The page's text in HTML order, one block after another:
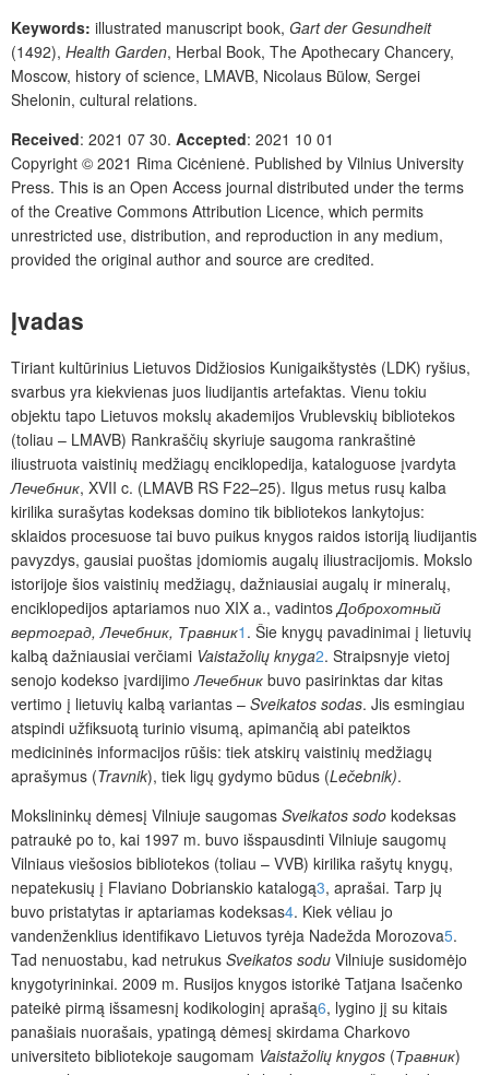
Keywords: illustrated manuscript book, Gart der Gesundheit
(1492), Health Garden, Herbal Book, The Apothecary Chancery,
Moscow, history of science, LMAVB, Nicolaus Bülow, Sergei
Shelonin, cultural relations.
Received: 2021 07 30. Accepted: 2021 10 01
Copyright © 2021 Rima Cicėnienė. Published by Vilnius University
Press. This is an Open Access journal distributed under the terms
of the Creative Commons Attribution Licence, which permits
unrestricted use, distribution, and reproduction in any medium,
provided the original author and source are credited.
Įvadas
Tiriant kultūrinius Lietuvos Didžiosios Kunigaikštystės (LDK) ryšius,
svarbus yra kiekvienas juos liudijantis artefaktas. Vienu tokiu
objektu tapo Lietuvos mokslų akademijos Vrublevskių bibliotekos
(toliau – LMAVB) Rankraščių skyriuje saugoma rankraštinė
iliustruota vaistinių medžiagų enciklopedija, kataloguose įvardyta
Лечебник, XVII c. (LMAVB RS F22–25). Ilgus metus rusų kalba
kirilika surašytas kodeksas domino tik bibliotekos lankytojus:
sklaidos procesuose tai buvo puikus knygos raidos istoriją liudijantis
pavyzdys, gausiai puoštas įdomiomis augalų iliustracijomis. Mokslo
istorijoje šios vaistinių medžiagų, dažniausiai augalų ir mineralų,
enciklopedijos aptariamos nuo XIX a., vadintosДоброхотный
вертоград, Лечебник, Травник1 . Šie knygų pavadinimai į lietuvių
kalbą dažniausiai verčiami Vaistažolių knyga2. Straipsnyje vietoj
senojo kodekso įvardijimoЛечебник buvo pasirinktas dar kitas
vertimo į lietuvių kalbą variantas – Sveikatos sodas. Jis esmingiau
atspindi užfiksuotą turinio visumą, apimančią abi pateiktos
medicininės informacijos rūšis: tiek atskirų vaistinių medžiagų
aprašymus (Travnik), tiek ligų gydymo būdus (Lečebnik).
Mokslininkų dėmesį Vilniuje saugomas Sveikatos sodo kodeksas
patraukė po to, kai 1997 m. buvo išspausdinti Vilniuje saugomų
Vilniaus viešosios bibliotekos (toliau – VVB) kirilika rašytų knygų,
nepatekusių į Flaviano Dobrianskio katalogą3, aprašai. Tarp jų
buvo pristatytas ir aptariamas kodeksas4. Kiek vėliau jo
vandenženklius identifikavo Lietuvos tyrėja Nadežda Morozova5.
Tad nenuo­stabu, kad netrukus Sveikatos sodu Vilniuje susidomėjo
knygotyrininkai. 2009 m. Rusijos knygos istorikė Tatjana Isačenko
pateikė pirmą išsamesnį kodikologinį aprašą6, lygino jį su kitais
panašiais nuorašais, ypatingą dėmesį skirdama Charkovo
universiteto bibliotekoje saugomam Vaistažolių knygos (Травник)